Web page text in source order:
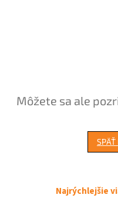
Môžete sa ale
SPÄŤ
Najrýchlejšie